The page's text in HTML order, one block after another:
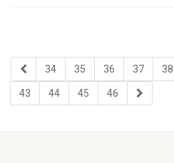
34 35 36 37 38
43 44 45 46